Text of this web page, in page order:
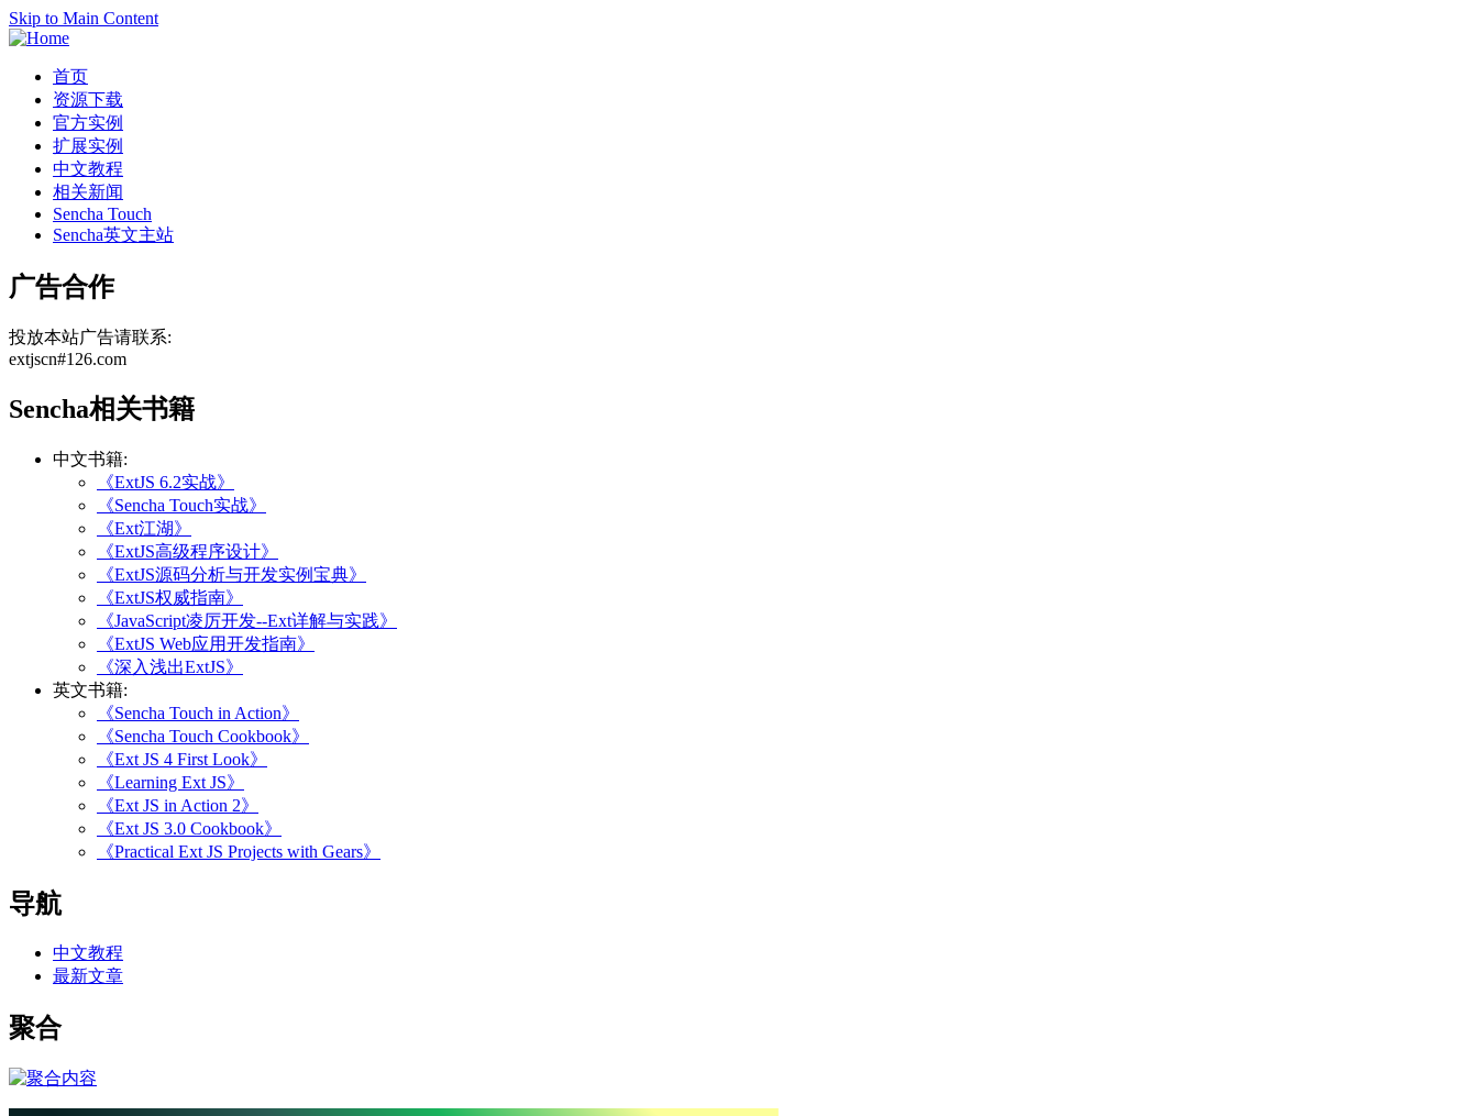
Skip to Main Content
首页
资源下载
官方实例
扩展实例
中文教程
相关新闻
Sencha Touch
Sencha英文主站
广告合作
投放本站广告请联系:
extjscn#126.com
Sencha相关书籍
中文书籍:
《ExtJS 6.2实战》
《Sencha Touch实战》
《Ext江湖》
《ExtJS高级程序设计》
《ExtJS源码分析与开发实例宝典》
《ExtJS权威指南》
《JavaScript凌厉开发--Ext详解与实践》
《ExtJS Web应用开发指南》
《深入浅出ExtJS》
英文书籍:
《Sencha Touch in Action》
《Sencha Touch Cookbook》
《Ext JS 4 First Look》
《Learning Ext JS》
《Ext JS in Action 2》
《Ext JS 3.0 Cookbook》
《Practical Ext JS Projects with Gears》
导航
中文教程
最新文章
聚合